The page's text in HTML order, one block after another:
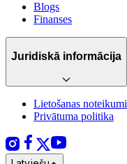
Blogs
Finanses
Juridiskā informācija
Lietošanas noteikumi
Privātuma politika